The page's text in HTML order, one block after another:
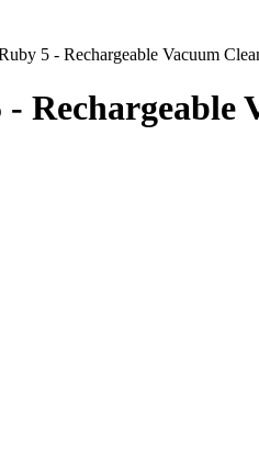
5 - Rechargeable Vacuum
Rechargeable